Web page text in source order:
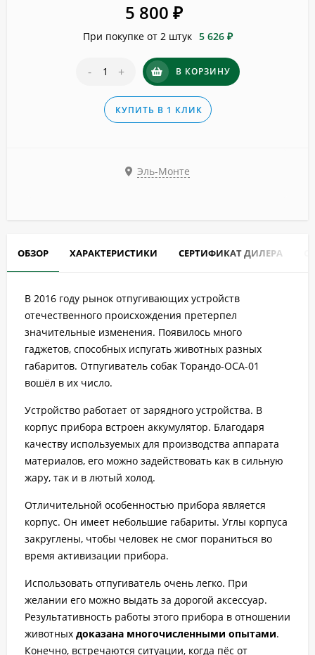
5 800 ₽
При покупке от 2 штук 5 626 ₽
- + В КОРЗИНУ
КУПИТЬ В 1 КЛИК
Эль-Монте
ОБЗОР ХАРАКТЕРИСТИКИ СЕРТИФИКАТ ДИЛЕРА
В 2016 году рынок отпугивающих устройств
отечественного происхождения претерпел
значительные изменения. Появилось много
гаджетов, способных испугать животных разных
габаритов. Отпугиватель собак Торандо-ОСА-01
вошёл в их число.
Устройство работает от зарядного устройства. В
корпус прибора встроен аккумулятор. Благодаря
качеству используемых для производства аппарата
материалов, его можно задействовать как в сильную
жару, так и в лютый холод.
Отличительной особенностью прибора является
корпус. Он имеет небольшие габариты. Углы корпуса
закруглены, чтобы человек не смог пораниться во
время активизации прибора.
Использовать отпугиватель очень легко. При
желании его можно выдать за дорогой аксессуар.
Результативность работы этого прибора в отношении
животных доказана многочисленными опытами.
Конечно, встречаются ситуации, когда пёс от